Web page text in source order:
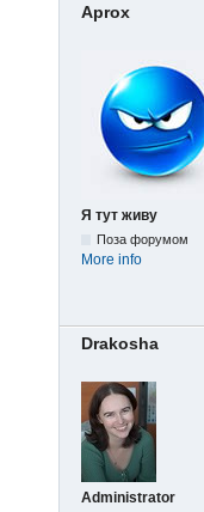
Aprox
Я тут живу
Поза форумом
More info
Drakosha
Administrator